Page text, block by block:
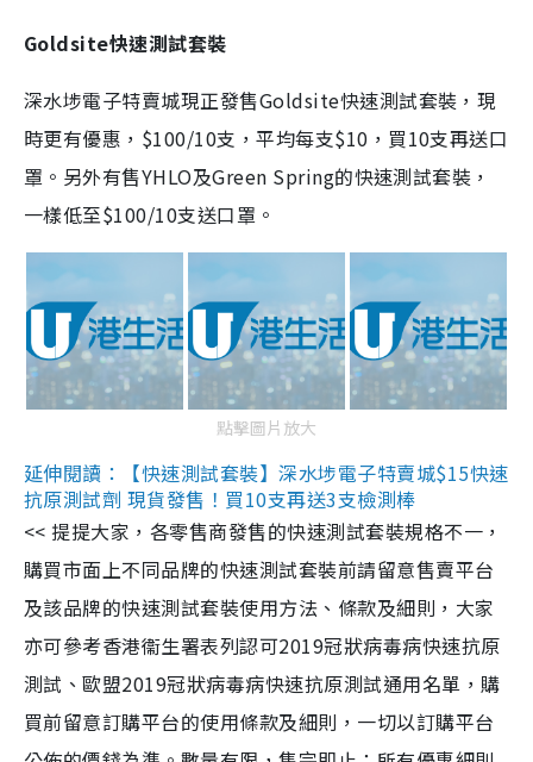
Goldsite快速測試套裝
深水埗電子特賣城現正發售Goldsite快速測試套裝，現
時更有優惠，$100/10支，平均每支$10，買10支再送口
罩。另外有售YHLO及Green Spring的快速測試套裝，
一樣低至$100/10支送口罩。
點擊圖片放大
延伸閱讀：【快速測試套裝】深水埗電子特賣城$15快速
抗原測試劑 現貨發售！買10支再送3支檢測棒
<< 提提大家，各零售商發售的快速測試套裝規格不一，
購買市面上不同品牌的快速測試套裝前請留意售賣平台
及該品牌的快速測試套裝使用方法、條款及細則，大家
亦可參考香港衞生署表列認可2019冠狀病毒病快速抗原
測試、歐盟2019冠狀病毒病快速抗原測試通用名單，購
買前留意訂購平台的使用條款及細則，一切以訂購平台